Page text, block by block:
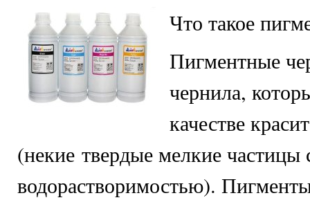
Что такое
Пигментные
чернила,
качестве
(некие твердые мелкие частицы
водорастворимостью).